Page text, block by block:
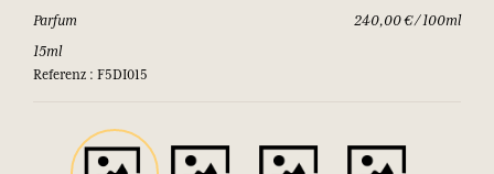
Parfum
15ml
Referenz : F5DI015
240,00 € / 100ml